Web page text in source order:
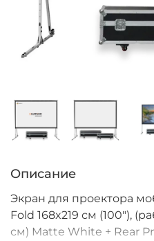
Описание
Экран для проектора
Fold 168x219 см (100"),
см) Matte White + Rear